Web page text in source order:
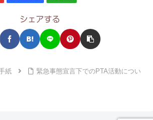
シェアする
紙
緊急事態宣言下でのPTA活動につい